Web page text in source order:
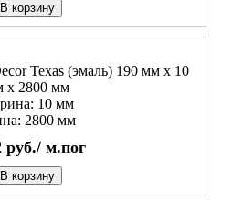
В корзину
Texas (эмаль) 190 мм х 10
х 2800 мм
10 мм
2800 мм
руб./ м.пог
В корзину